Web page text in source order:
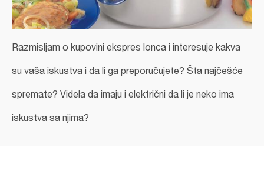
Razmisljam o kupovini ekspres lonca i interesuje kakva
su vaša iskustva i da li ga preporučujete? Šta najčešće
spremate? Videla da imaju i električni da li je neko ima
iskustva sa njima?